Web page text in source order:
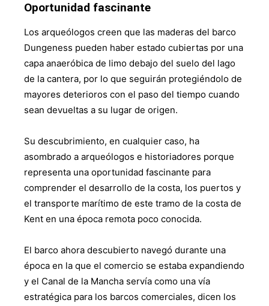
Oportunidad fascinante
Los arqueólogos creen que las maderas del barco
Dungeness pueden haber estado cubiertas por una
capa anaeróbica de limo debajo del suelo del lago
de la cantera, por lo que seguirán protegiéndolo de
mayores deterioros con el paso del tiempo cuando
sean devueltas a su lugar de origen.
Su descubrimiento, en cualquier caso, ha
asombrado a arqueólogos e historiadores porque
representa una oportunidad fascinante para
comprender el desarrollo de la costa, los puertos y
el transporte marítimo de este tramo de la costa de
Kent en una época remota poco conocida.
El barco ahora descubierto navegó durante una
época en la que el comercio se estaba expandiendo
y el Canal de la Mancha servía como una vía
estratégica para los barcos comerciales, dicen los